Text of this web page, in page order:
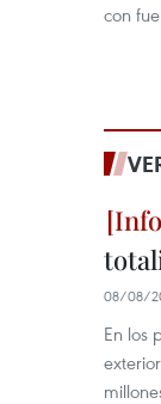
con
08/08/
En los